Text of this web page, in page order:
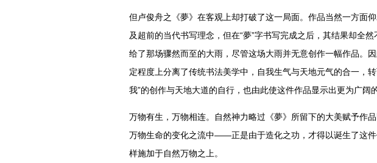
但卢俊舟之《夢》在客观上却打破了这一局面。作品当然一方面
及超前的当代书写理念，但在“夢”字书写完成之后，其结果却全
给了那场骤然而至的大雨，尽管这场大雨并无意创作一幅作品。
定程度上分离了传统书法美学中，自我生气与天地元气的合一，
我”的创作与天地大道的自行，也由此使这件作品显示出更为广阔
万物有生，万物相连。自然神力略过《夢》所留下的大美赋予作
万物生命的变化之流中——正是由于造化之功，才得以诞生了这
样施加于自然万物之上。